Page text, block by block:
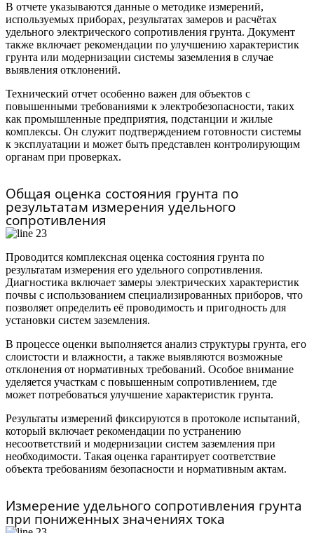
В отчете указываются данные о методике измерений,
используемых приборах, результатах замеров и расчётах
удельного электрического сопротивления грунта. Документ
также включает рекомендации по улучшению характеристик
грунта или модернизации системы заземления в случае
выявления отклонений.
Технический отчет особенно важен для объектов с
повышенными требованиями к электробезопасности, таких
как промышленные предприятия, подстанции и жилые
комплексы. Он служит подтверждением готовности системы
к эксплуатации и может быть представлен контролирующим
органам при проверках.
Общая оценка состояния грунта по
результатам измерения удельного
сопротивления
Проводится комплексная оценка состояния грунта по
результатам измерения его удельного сопротивления.
Диагностика включает замеры электрических характеристик
почвы с использованием специализированных приборов, что
позволяет определить её проводимость и пригодность для
установки систем заземления.
В процессе оценки выполняется анализ структуры грунта, его
слоистости и влажности, а также выявляются возможные
отклонения от нормативных требований. Особое внимание
уделяется участкам с повышенным сопротивлением, где
может потребоваться улучшение характеристик грунта.
Результаты измерений фиксируются в протоколе испытаний,
который включает рекомендации по устранению
несоответствий и модернизации систем заземления при
необходимости. Такая оценка гарантирует соответствие
объекта требованиям безопасности и нормативным актам.
Измерение удельного сопротивления грунта
при пониженных значениях тока